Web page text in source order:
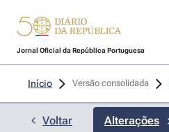
Jornal Oficial da República Portuguesa
Início Versão consolidada
Voltar Alterações